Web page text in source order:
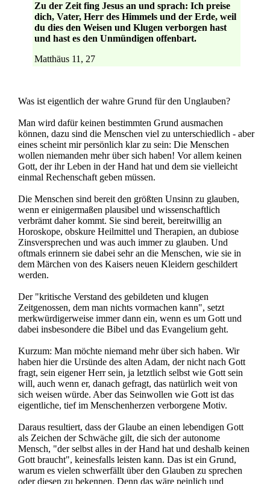
Zu der Zeit fing Jesus an und sprach: Ich preise
dich, Vater, Herr des Himmels und der Erde, weil
du dies den Weisen und Klugen verborgen hast
und hast es den Unmündigen offenbart.
Matthäus 11, 27
Was ist eigentlich der wahre Grund für den Unglauben?
Man wird dafür keinen bestimmten Grund ausmachen
können, dazu sind die Menschen viel zu unterschiedlich - aber
eines scheint mir persönlich klar zu sein: Die Menschen
wollen niemanden mehr über sich haben! Vor allem keinen
Gott, der ihr Leben in der Hand hat und dem sie vielleicht
einmal Rechenschaft geben müssen.
Die Menschen sind bereit den größten Unsinn zu glauben,
wenn er einigermaßen plausibel und wissenschaftlich
verbrämt daher kommt. Sie sind bereit, bereitwillig an
Horoskope, obskure Heilmittel und Therapien, an dubiose
Zinsversprechen und was auch immer zu glauben. Und
oftmals erinnern sie dabei sehr an die Menschen, wie sie in
dem Märchen von des Kaisers neuen Kleidern geschildert
werden.
Der "kritische Verstand des gebildeten und klugen
Zeitgenossen, dem man nichts vormachen kann", setzt
merkwürdigerweise immer dann ein, wenn es um Gott und
dabei insbesondere die Bibel und das Evangelium geht.
Kurzum: Man möchte niemand mehr über sich haben. Wir
haben hier die Ursünde des alten Adam, der nicht nach Gott
fragt, sein eigener Herr sein, ja letztlich selbst wie Gott sein
will, auch wenn er, danach gefragt, das natürlich weit von
sich weisen würde. Aber das Seinwollen wie Gott ist das
eigentliche, tief im Menschenherzen verborgene Motiv.
Daraus resultiert, dass der Glaube an einen lebendigen Gott
als Zeichen der Schwäche gilt, die sich der autonome
Mensch, "der selbst alles in der Hand hat und deshalb keinen
Gott braucht", keinesfalls leisten kann. Das ist ein Grund,
warum es vielen schwerfällt über den Glauben zu sprechen
oder diesen zu bekennen. Denn das wäre peinlich und